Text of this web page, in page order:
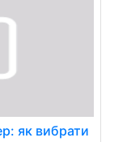
як вибрати